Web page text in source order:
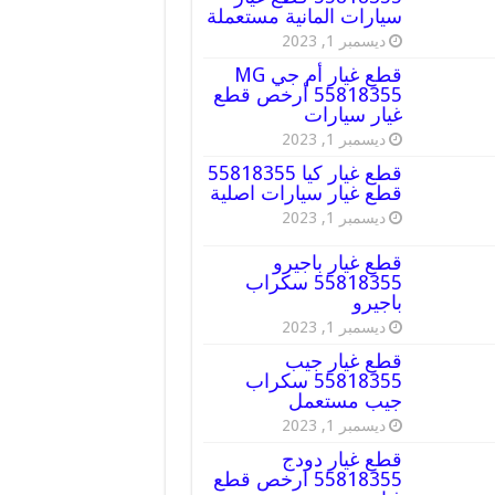
سيارات المانية مستعملة
ديسمبر 1, 2023
قطع غيار أم جي MG
55818355 أرخص قطع
غيار سيارات
ديسمبر 1, 2023
قطع غيار كيا 55818355
قطع غيار سيارات اصلية
ديسمبر 1, 2023
قطع غيار باجيرو
55818355 سكراب
باجيرو
ديسمبر 1, 2023
قطع غيار جيب
55818355 سكراب
جيب مستعمل
ديسمبر 1, 2023
قطع غيار دودج
55818355 ارخص قطع